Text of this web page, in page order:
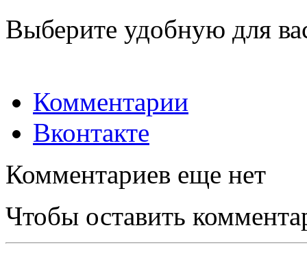
Выберите удобную для
Комментарии
Вконтакте
Комментариев еще нет
Чтобы оставить